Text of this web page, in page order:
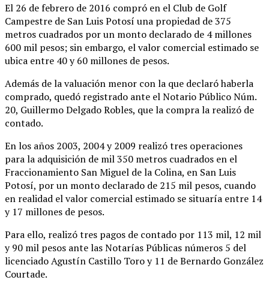
El 26 de febrero de 2016 compró en el Club de Golf
Campestre de San Luis Potosí una propiedad de 375
metros cuadrados por un monto declarado de 4 millones
600 mil pesos; sin embargo, el valor comercial estimado se
ubica entre 40 y 60 millones de pesos.
Además de la valuación menor con la que declaró haberla
comprado, quedó registrado ante el Notario Público Núm.
20, Guillermo Delgado Robles, que la compra la realizó de
contado.
En los años 2003, 2004 y 2009 realizó tres operaciones
para la adquisición de mil 350 metros cuadrados en el
Fraccionamiento San Miguel de la Colina, en San Luis
Potosí, por un monto declarado de 215 mil pesos, cuando
en realidad el valor comercial estimado se situaría entre 14
y 17 millones de pesos.
Para ello, realizó tres pagos de contado por 113 mil, 12 mil
y 90 mil pesos ante las Notarías Públicas números 5 del
licenciado Agustín Castillo Toro y 11 de Bernardo González
Courtade.